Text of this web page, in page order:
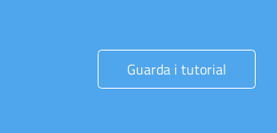
Guarda i tutorial